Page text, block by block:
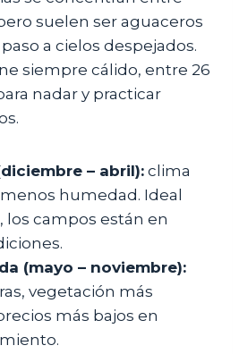
suelen ser aguaceros
a cielos despejados.
siempre cálido, entre 26
nadar y practicar
– abril): clima
humedad. Ideal
los campos están en
(mayo – noviembre):
vegetación más
más bajos en